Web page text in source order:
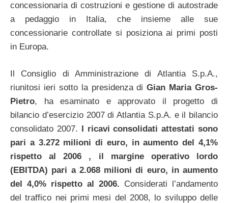
concessionaria di costruzioni e gestione di autostrade
a pedaggio in Italia, che insieme alle sue
concessionarie controllate si posiziona ai primi posti
in Europa.
Il Consiglio di Amministrazione di Atlantia S.p.A.,
riunitosi ieri sotto la presidenza diGian Maria Gros-
Pietro, ha esaminato e approvato il progetto di
bilancio d’esercizio 2007 di Atlantia S.p.A. e il bilancio
consolidato 2007. I ricavi consolidati attestati sono
pari a 3.272 milioni di euro, in aumento del 4,1%
rispetto al 2006 , il margine operativo lordo
(EBITDA) pari a 2.068 milioni di euro, in aumento
del 4,0% rispetto al 2006. Considerati l’andamento
del traffico nei primi mesi del 2008, lo sviluppo delle